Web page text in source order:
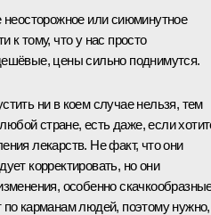
или сиюминутное
к тому, что у нас просто
цены сильно поднимутся.
ни в коем случае нельзя, тем
стране, есть даже, если
лекарств. Не факт, что они
корректировать, но они
особенно
по карманам людей, поэтому нужно,